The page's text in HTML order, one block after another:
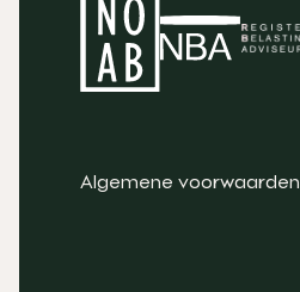
Algemene voorwaarden